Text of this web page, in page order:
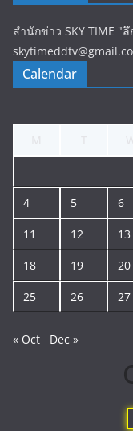
สำนักข่าว SKY TIME "
Calendar
4 5 6
11 12 13
18 19 20
25 26 27
« Oct Dec »